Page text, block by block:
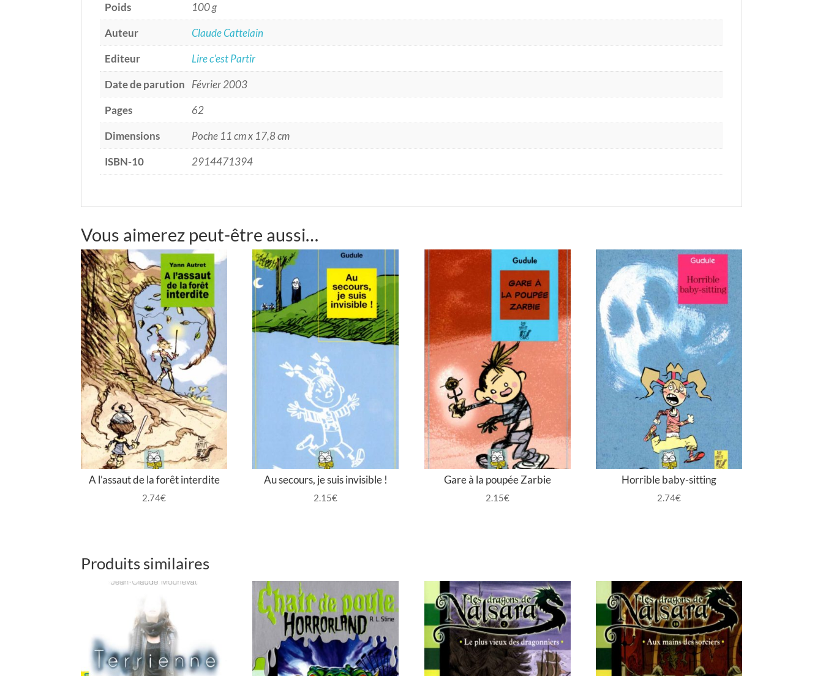
Poids
100 g
Auteur
Claude Cattelain
Editeur
Lire c'est Partir
Date de parution
Février 2003
Pages
62
Dimensions
Poche 11 cm x 17,8 cm
ISBN-10
2914471394
Vous aimerez peut-être aussi…
A l’assaut de la forêt interdite
2.74€
Au secours, je suis invisible !
2.15€
Gare à la poupée Zarbie
2.15€
Horrible baby-sitting
2.74€
Produits similaires